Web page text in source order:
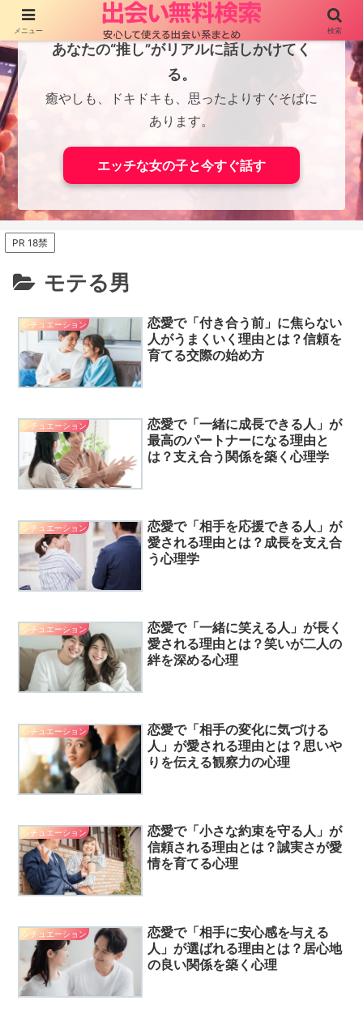
あなたの“推し”がリアルに話しかけてく
る。
癒やしも、ドキドキも、思ったよりすぐそばに
あります。
エッチな女の子と今すぐ話す
PR 18禁
モテる男
シチュエーション
恋愛で「付き合う前」に焦らない
人がうまくいく理由とは？信頼を
育てる交際の始め方
シチュエーション
恋愛で「一緒に成長できる人」が
最高のパートナーになる理由と
は？支え合う関係を築く心理学
シチュエーション
恋愛で「相手を応援できる人」が
愛される理由とは？成長を支え合
う心理学
シチュエーション
恋愛で「一緒に笑える人」が長く
愛される理由とは？笑いが二人の
絆を深める心理
シチュエーション
恋愛で「相手の変化に気づける
人」が愛される理由とは？思いや
りを伝える観察力の心理
シチュエーション
恋愛で「小さな約束を守る人」が
信頼される理由とは？誠実さが愛
情を育てる心理
シチュエーション
恋愛で「相手に安心感を与える
人」が選ばれる理由とは？居心地
の良い関係を築く心理
メニュー 検索